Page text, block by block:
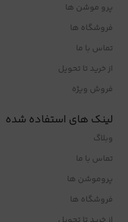
پرو موشن ها
فروشگاه ها
تماس با ما
از خرید تا تحویل
فروش ویژه
لینک های استفاده شده
وبلاگ
تماس با ما
پروموشن ها
فروشگاه ها